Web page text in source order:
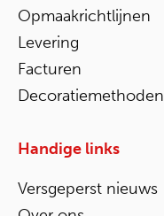
Opmaakrichtlijnen
Levering
Facturen
Decoratiemethoden
Handige links
Versgeperst nieuws